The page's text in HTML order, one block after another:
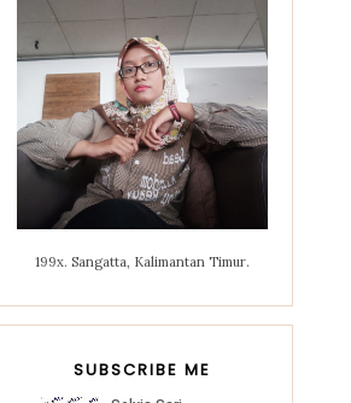
199x. Sangatta, Kalimantan Timur.
SUBSCRIBE ME